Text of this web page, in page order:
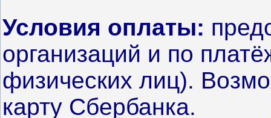
Условия оплаты:
организаций и по
физических лиц).
карту Сбербанка.